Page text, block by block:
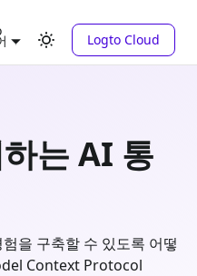
Logto Cloud
는 AI 통
을 구축할 수 있도록 어떻
Context Protocol